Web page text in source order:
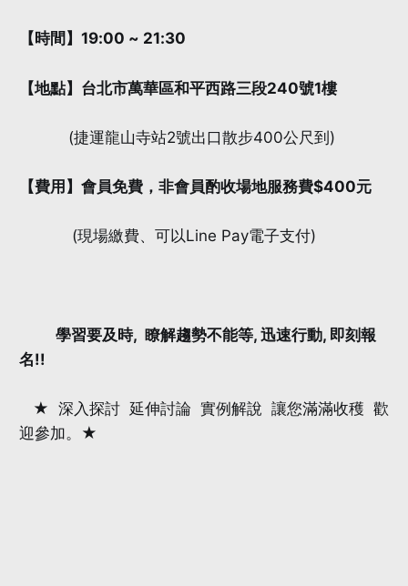
【時間】19:00 ~ 21:30
【地點】台北市萬華區和平西路三段240號1樓
(捷運龍山寺站2號出口散步400公尺到)
【費用】會員免費，非會員酌收場地服務費$400元
(現場繳費、可以Line Pay電子支付)
學習要及時, 瞭解趨勢不能等, 迅速行動, 即刻報
名!!
★ 深入探討 延伸討論 實例解說 讓您滿滿收穫 歡
迎參加。★